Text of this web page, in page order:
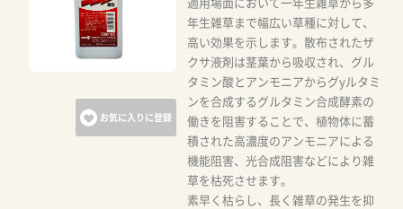
お気に入りに登録
年生雑草まで幅広い草種に対して、
高い効果を示します。散布されたザ
クサ液剤は茎葉から吸収され、グル
タミン酸とアンモニアからグyルタミ
ンを合成するグルタミン合成酵素の
働きを阻害することで、植物体に蓄
積された高濃度のアンモニアによる
機能阻害、光合成阻害などにより雑
草を枯死させます。
素早く枯らし、長く雑草の発生を抑